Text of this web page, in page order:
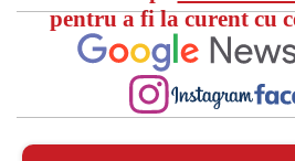
pentru a fi la curent cu